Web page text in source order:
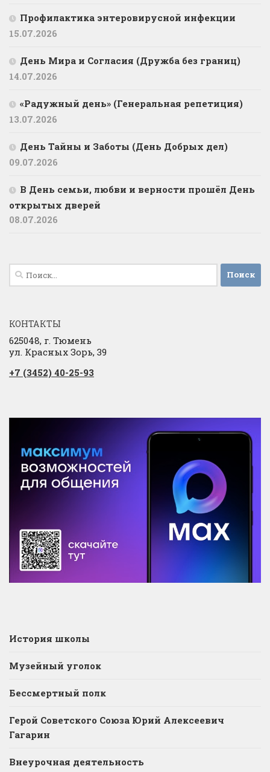
Профилактика энтеровирусной инфекции
15.07.2026
День Мира и Согласия (Дружба без границ)
14.07.2026
«Радужный день» (Генеральная репетиция)
13.07.2026
День Тайны и Заботы (День Добрых дел)
09.07.2026
В День семьи, любви и верности прошёл День
открытых дверей
08.07.2026
Найти:
КОНТАКТЫ
625048, г. Тюмень
ул. Красных Зорь, 39
+7 (3452) 40-25-93
История школы
Музейный уголок
Бессмертный полк
Герой Советского Союза Юрий Алексеевич
Гагарин
Внеурочная деятельность